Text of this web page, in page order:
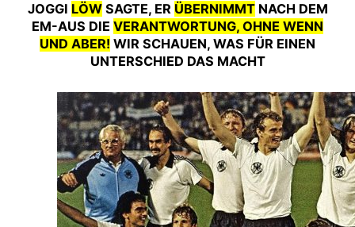
JOGGI LÖWSAGTE, ER ÜBERNIMMTNACH DEM
EM-AUS DIE VERANTWORTUNG, OHNE WENN
UND ABER! WIR SCHAUEN, WAS FÜR EINEN
UNTERSCHIED DAS MACHT